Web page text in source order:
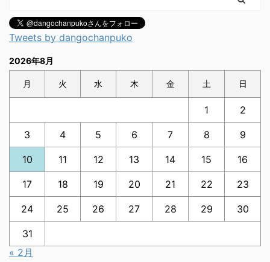
Tweets by dangochanpuko
2026年8月
月 火 水 木 金 土 日
1 2
3 4 5 6 7 8 9
10 11 12 13 14 15 16
17 18 19 20 21 22 23
24 25 26 27 28 29 30
31
« 2月